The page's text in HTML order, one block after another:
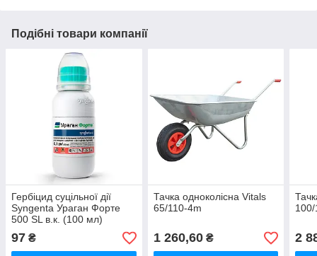
Подібні товари компанії
Гербіцид суцільної дії
Syngenta Ураган Форте
500 SL в.к. (100 мл)
97 ₴
Тачка одноколісна Vitals
65/110-4m
1 260,60₴ 2